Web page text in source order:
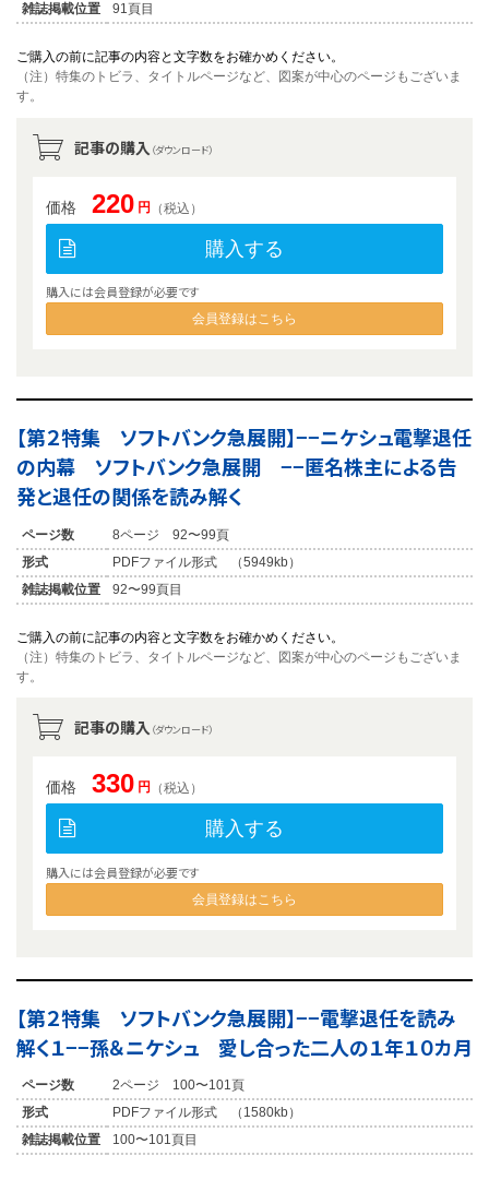
雑誌掲載位置
91頁目
ご購入の前に記事の内容と文字数をお確かめください。
（注）特集のトビラ、タイトルページなど、図案が中心のページもございま
す。
記事の購入 （ダウンロード）
価格 220 円 （税込）
購入する
購入には会員登録が必要です
会員登録はこちら
【第２特集 ソフトバンク急展開】−−ニケシュ電撃退任
の内幕 ソフトバンク急展開 −−匿名株主による告
発と退任の関係を読み解く
ページ数
8ページ 92〜99頁
形式
PDFファイル形式 （5949kb）
雑誌掲載位置
92〜99頁目
ご購入の前に記事の内容と文字数をお確かめください。
（注）特集のトビラ、タイトルページなど、図案が中心のページもございま
す。
記事の購入 （ダウンロード）
価格 330 円 （税込）
購入する
購入には会員登録が必要です
会員登録はこちら
【第２特集 ソフトバンク急展開】−−電撃退任を読み
解く１−−孫＆ニケシュ 愛し合った二人の１年１０カ月
ページ数
2ページ 100〜101頁
形式
PDFファイル形式 （1580kb）
雑誌掲載位置
100〜101頁目